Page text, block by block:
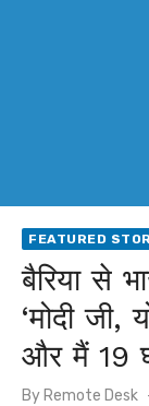
FEATURED
बैरिया से
‘मोदी
और मैं 19
ByRemote Desk